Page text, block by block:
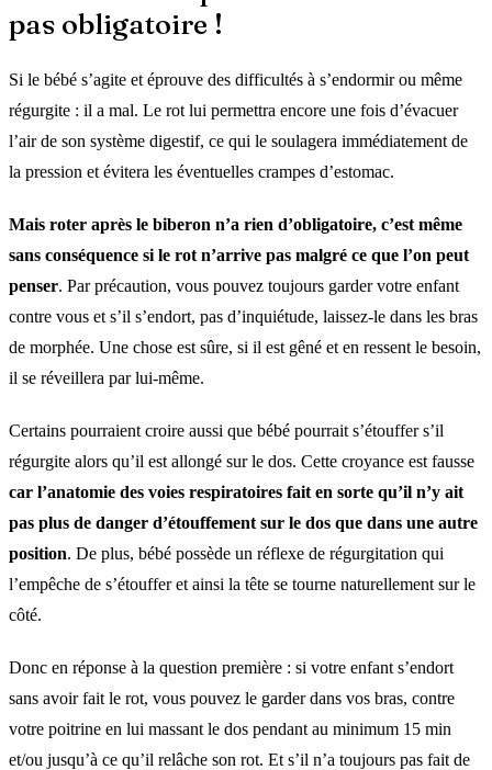
pas obligatoire !
Si le bébé s’agite et éprouve des difficultés à s’endormir ou même
régurgite : il a mal. Le rot lui permettra encore une fois d’évacuer
l’air de son système digestif, ce qui le soulagera immédiatement de
la pression et évitera les éventuelles crampes d’estomac.
Mais roter après le biberon n’a rien d’obligatoire, c’est même
sans conséquence si le rot n’arrive pas malgré ce que l’on peut
penser. Par précaution, vous pouvez toujours garder votre enfant
contre vous et s’il s’endort, pas d’inquiétude, laissez-le dans les bras
de morphée. Une chose est sûre, si il est gêné et en ressent le besoin,
il se réveillera par lui-même.
Certains pourraient croire aussi que bébé pourrait s’étouffer s’il
régurgite alors qu’il est allongé sur le dos. Cette croyance est fausse
car l’anatomie des voies respiratoires fait en sorte qu’il n’y ait
pas plus de danger d’étouffement sur le dos que dans une autre
position. De plus, bébé possède un réflexe de régurgitation qui
l’empêche de s’étouffer et ainsi la tête se tourne naturellement sur le
côté.
Donc en réponse à la question première : si votre enfant s’endort
sans avoir fait le rot, vous pouvez le garder dans vos bras, contre
votre poitrine en lui massant le dos pendant au minimum 15 min
et/ou jusqu’à ce qu’il relâche son rot. Et s’il n’a toujours pas fait de